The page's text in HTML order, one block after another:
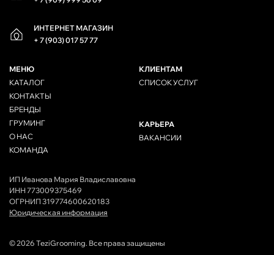
ИНТЕРНЕТ МАГАЗИН
+ 7 (903) 017 57 77
МЕНЮ
КАТАЛОГ
КОНТАКТЫ
БРЕНДЫ
ГРУМИНГ
О НАС
КОМАНДА
КЛИЕНТАМ
СПИСОК УСЛУГ
КАРЬЕРА
ВАКАНСИИ
ИП Иванова Мария Владиславовна
ИНН 773009375469
ОГРНИП 319774600620183
Юридическая информация
© 2026 TeziGrooming. Все права защищены